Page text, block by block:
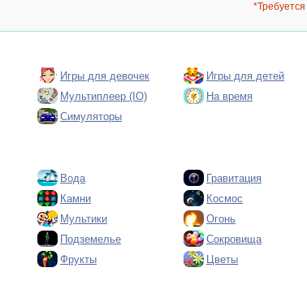
Игры для девочек Игры для детей
Мультиплеер (IO) На время
Симуляторы
Вода Гравитация
Камни Космос
Мультики Огонь
Подземелье Сокровища
Фрукты Цветы